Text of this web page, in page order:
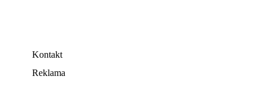
Kontakt
Reklama